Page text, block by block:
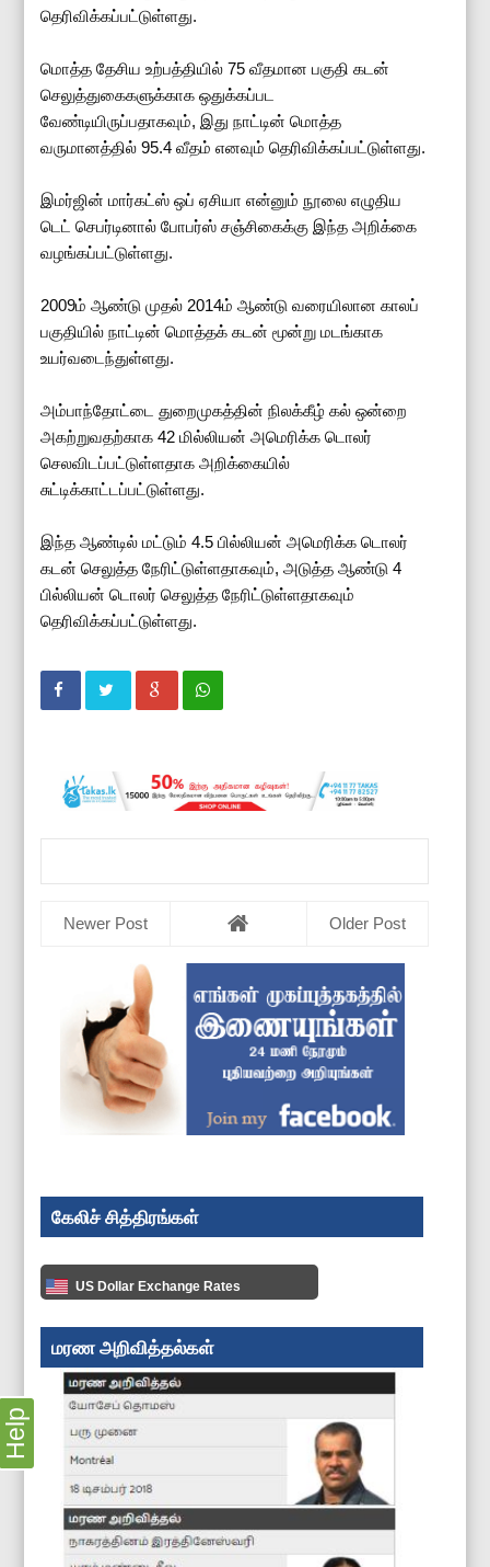
தெரிவிக்கப்பட்டுள்ளது.
மொத்த தேசிய உற்பத்தியில் 75 வீதமான பகுதி கடன்
செலுத்துகைகளுக்காக ஒதுக்கப்பட
வேண்டியிருப்பதாகவும், இது நாட்டின் மொத்த
வருமானத்தில் 95.4 வீதம் எனவும் தெரிவிக்கப்பட்டுள்ளது.
இமர்ஜின் மார்கட்ஸ் ஒப் ஏசியா என்னும் நூலை எழுதிய
டெட் செபர்டினால் போபர்ஸ் சஞ்சிகைக்கு இந்த அறிக்கை
வழங்கப்பட்டுள்ளது.
2009ம் ஆண்டு முதல் 2014ம் ஆண்டு வரையிலான காலப்
பகுதியில் நாட்டின் மொத்தக் கடன் மூன்று மடங்காக
உயர்வடைந்துள்ளது.
அம்பாந்தோட்டை துறைமுகத்தின் நிலக்கீழ் கல் ஒன்றை
அகற்றுவதற்காக 42 மில்லியன் அமெரிக்க டொலர்
செலவிடப்பட்டுள்ளதாக அறிக்கையில்
சுட்டிக்காட்டப்பட்டுள்ளது.
இந்த ஆண்டில் மட்டும் 4.5 பில்லியன் அமெரிக்க டொலர்
கடன் செலுத்த நேரிட்டுள்ளதாகவும், அடுத்த ஆண்டு 4
பில்லியன் டொலர் செலுத்த நேரிட்டுள்ளதாகவும்
தெரிவிக்கப்பட்டுள்ளது.
Newer Post Older Post
கேலிச் சித்திரங்கள்
US Dollar Exchange Rates
மரண அறிவித்தல்கள்
Help